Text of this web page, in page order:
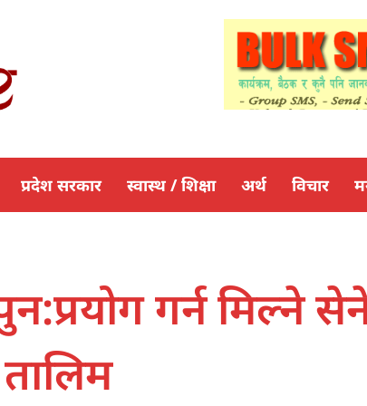
प्रदेश सरकार स्वास्थ / शिक्षा अर्थ विचार
गर्न मिल्ने